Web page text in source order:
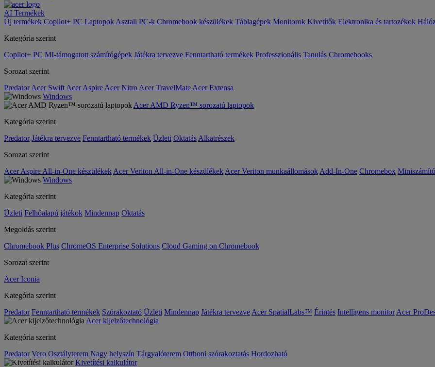
AI Termékek
Új termékek Copilot+ PC Laptopok Asztali PC-k Chromebook készülékek Táblagépek Monitorok Kivetítők Elektronika és tartozékok
Kategória szerint
Copilot+ PC MI-támogatott számítógépek Játékra tervezve Fenntartható termékek Professzionális Tanulás Chromebooks
Sorozat szerint
Predator Acer Swift Acer Aspire Acer Nitro Acer TravelMate Acer Extensa
Windows
Acer AMD Ryzen™ sorozatú laptopok
Kategória szerint
Predator Játékra tervezve Fenntartható termékek Üzleti Oktatás Alkatrészek
Sorozat szerint
Acer Aspire All-in-One készülékek Acer Veriton All-in-One készülékek Acer Veriton munkaállomások Add-In-One Chromebox
Windows
Kategória szerint
Üzleti Felhőalapú játékok Mindennap Oktatás
Megoldás szerint
Chromebook Plus ChromeOS Enterprise Solutions Cloud Gaming on Chromebook
Sorozat szerint
Acer Iconia
Kategória szerint
Predator Fenntartható termékek Szórakoztató Üzleti Mindennap Játékra tervezve Acer SpatialLabs™ Érintés Intelligens monitor Acer
Acer kijelzőtechnológia
Kategória szerint
Predator Vero Osztályterem Nagy helyszín Tárgyalóterem Otthoni szórakoztatás Hordozható
Kivetítési kalkulátor